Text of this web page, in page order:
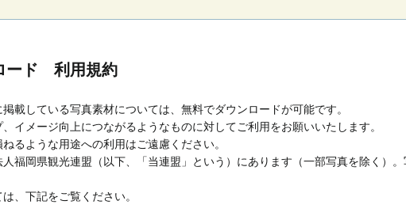
ード 利用規約
載している写真素材については、無料でダウンロードが可能です。
イメージ向上につながるようなものに対してご利用をお願いいたします。
るような用途への利用はご遠慮ください。
福岡県観光連盟（以下、「当連盟」という）にあります（一部写真を除く）
、下記をご覧ください。